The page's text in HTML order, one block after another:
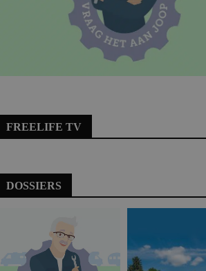
FREELIFE TV
DOSSIERS